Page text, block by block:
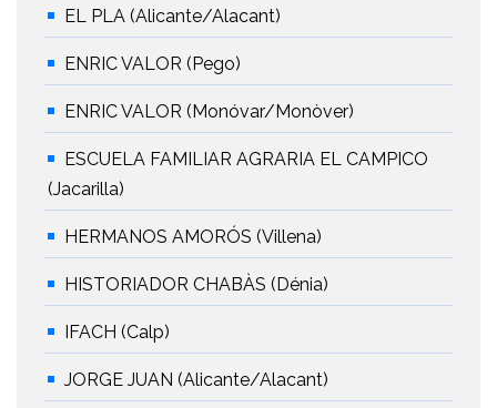
EL PLA (Alicante/Alacant)
ENRIC VALOR (Pego)
ENRIC VALOR (Monóvar/Monòver)
ESCUELA FAMILIAR AGRARIA EL CAMPICO
(Jacarilla)
HERMANOS AMORÓS (Villena)
HISTORIADOR CHABÀS (Dénia)
IFACH (Calp)
JORGE JUAN (Alicante/Alacant)